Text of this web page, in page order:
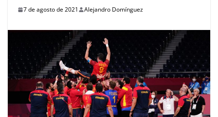
7 de agosto de 2021 Alejandro Domínguez